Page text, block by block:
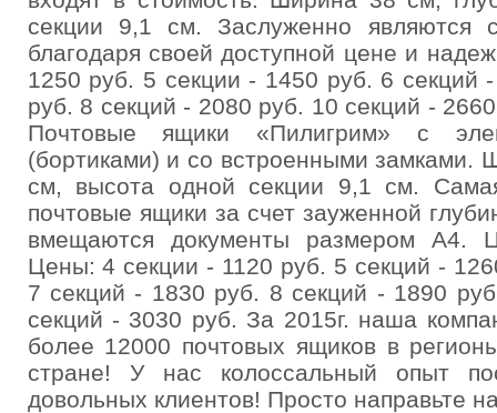
секции 9,1 см. Заслуженно являются
благодаря своей доступной цене и
1250 руб. 5 секции - 1450 руб. 6 секций
руб. 8 секций - 2080 руб. 10 секций -
Почтовые ящики «Пилигрим» с
(бортиками) и со встроенными замками.
см, высота одной секции 9,1 см.
почтовые ящики за счет зауженной
вмещаются документы размером А4.
Цены: 4 секции - 1120 руб. 5 секций -
7 секций - 1830 руб. 8 секций - 1890
секций - 3030 руб. За 2015г. наша
более 12000 почтовых ящиков в
стране! У нас колоссальный опыт
довольных клиентов! Просто направьте